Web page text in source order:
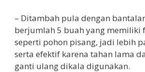
– Ditambah pula dengan
berjumlah 5 buah yang memiliki
seperti pohon pisang, jadi lebih
serta efektif karena tahan lama
ganti ulang dikala digunakan.